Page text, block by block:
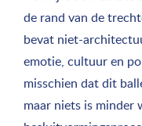
de rand van de
bevat niet-
emotie, cultuur en
misschien dat dit
maar niets is minder